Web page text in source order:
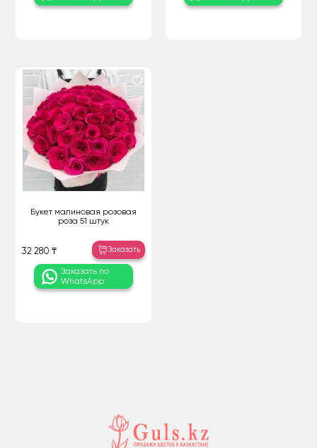
Букет малиновая розовая
роза 51 штук
32 280 ₸ Заказать
Заказать по
WhatsApp